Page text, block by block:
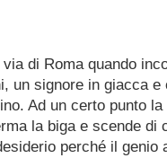
di Roma quando
un signore in giacca
Ad un certo punto
la biga e scende di
perché il genio